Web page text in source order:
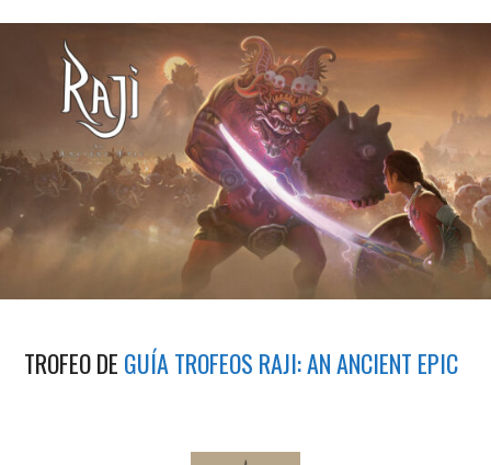
TROFEO DE GUÍA TROFEOS RAJI: AN ANCIENT EPIC